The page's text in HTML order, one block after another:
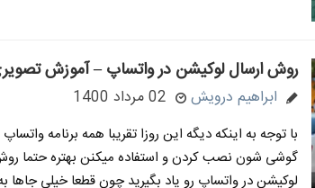
روش ارسال لوکیشن در واتساپ – آموزش
ابراهیم درویش 02 مرداد 1400
با توجه به اینکه دیگه این روزا تقریبا همه برنامه
گوشی شون نصب کردن و استفاده میکنن بهتره حتما
لوکیشن در واتساپ رو یاد بگیرید چون قطعا خیلی جاها